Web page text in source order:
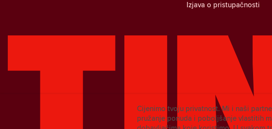
Izjava o pristupačnosti
Cijenimo tvoju privatnost. Mi i naši
pružanje ponuda i poboljšanje vlastitih